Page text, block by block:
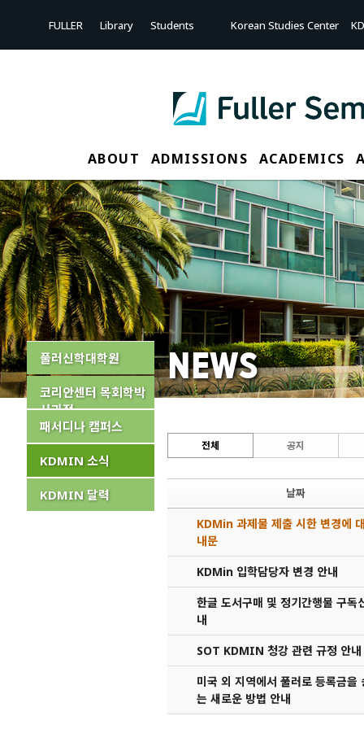
FULLER Library Students Korean Studies Center
ABOUT ADMISSIONS ACADEMICS
풀러신학대학원
코리안센터 목회학박
사과정
패서디나 캠퍼스
KDMIN 소식
KDMIN 달력
NEWS
전체 공지
날짜
KDMin 과제물 제출 시한 변경에
내문
KDMin 입학담당자 변경 안내
한글 도서구매 및 정기간행물 구독
내
SOT KDMIN 청강 관련 규정 안내
미국 외 지역에서 풀러로 등록금을
는 새로운 방법 안내